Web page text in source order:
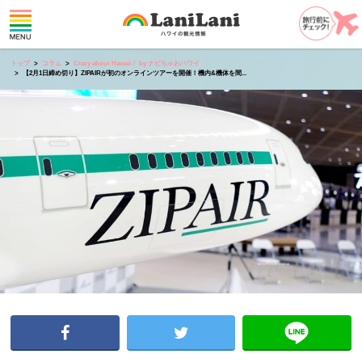
トップ コラム
Crazy about Hawaii！ by ナビちゃおハワイ
【2月1日締め切り】ZIPAIRが初のオンラインツアーを開催！機内&機体を間...